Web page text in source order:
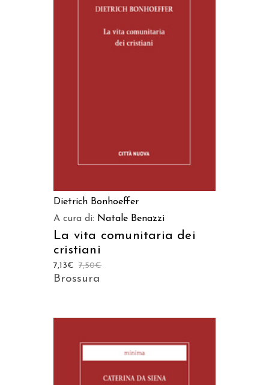
Dietrich Bonhoeffer
A cura di: Natale Benazzi
La vita comunitaria dei
cristiani
7,50€
7,13€
Brossura